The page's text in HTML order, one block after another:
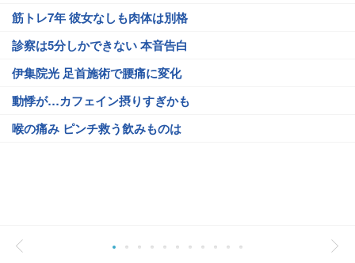
筋トレ7年 彼女なしも肉体は別格
診察は5分しかできない 本音告白
伊集院光 足首施術で腰痛に変化
動悸が…カフェイン摂りすぎかも
喉の痛み ピンチ救う飲みものは